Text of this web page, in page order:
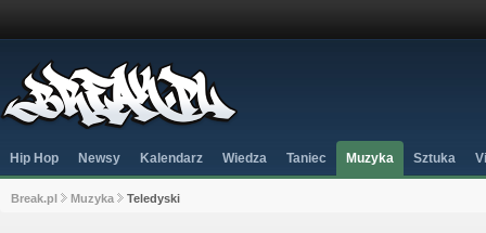
Hip Hop Newsy Kalendarz Wiedza Taniec Muzyka Sztuka
Break.pl Muzyka Teledyski